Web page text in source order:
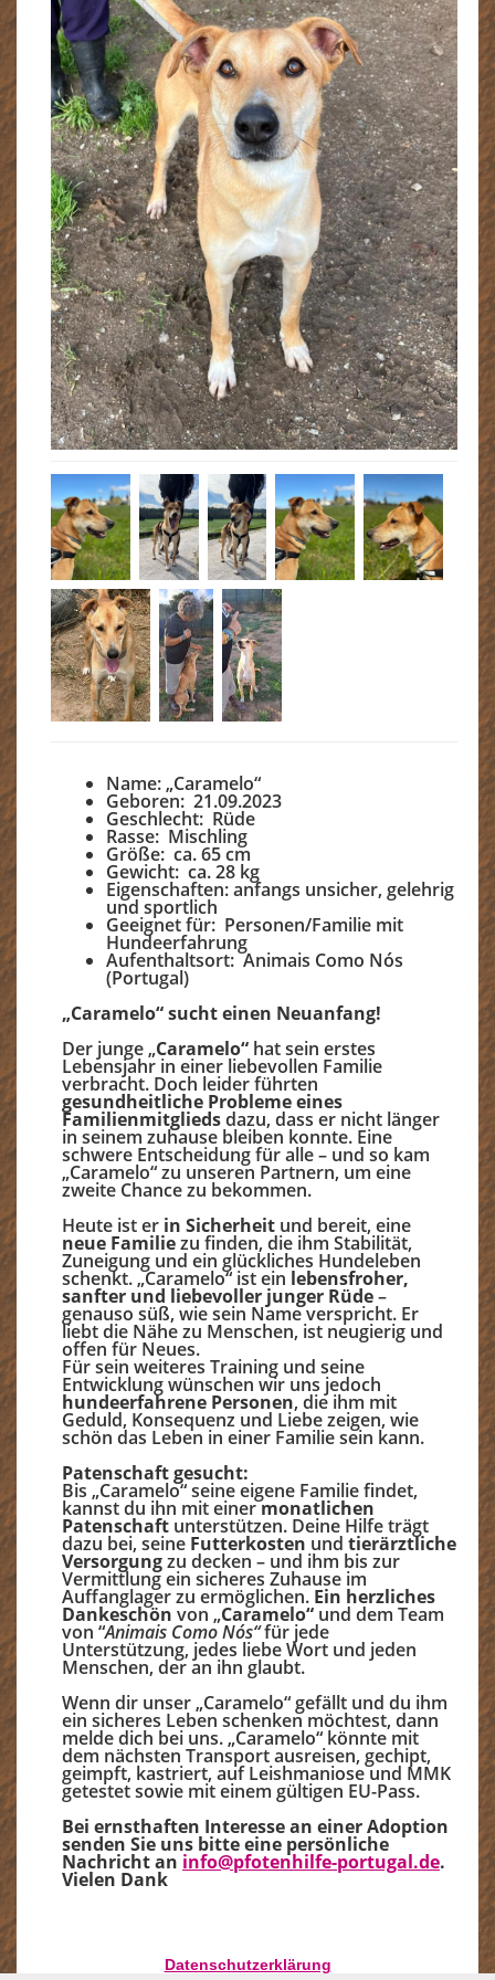
Glückskinder 2023
Notfall-Hunde
Notfall-Hunde - Adoptiert
Regenbogenbrücke
Wissenswertes
Jetzt aktiv werden!
Kontakt
Datenschutzerklärung
Impressum
Name: „Caramelo“
Geboren: 21.09.2023
Geschlecht: Rüde
Rasse: Mischling
Größe: ca. 65 cm
Gewicht: ca. 28 kg
Eigenschaften: anfangs unsicher, gelehrig
und sportlich
Geeignet für: Personen/Familie mit
Hundeerfahrung
Aufenthaltsort: Animais Como Nós
(Portugal)
„Caramelo“ sucht einen Neuanfang!
Der junge „Caramelo“ hat sein erstes
Lebensjahr in einer liebevollen Familie
verbracht. Doch leider führten
gesundheitliche Probleme eines
Familienmitgliedsdazu, dass er nicht länger
in seinem zuhause bleiben konnte. Eine
schwere Entscheidung für alle – und so kam
„Caramelo“ zu unseren Partnern, um eine
zweite Chance zu bekommen.
Heute ist er in Sicherheit und bereit, eine
neue Familiezu finden, die ihm Stabilität,
Zuneigung und ein glückliches Hundeleben
schenkt. „Caramelo“ ist ein lebensfroher,
sanfter und liebevoller junger Rüde–
genauso süß, wie sein Name verspricht. Er
liebt die Nähe zu Menschen, ist neugierig und
offen für Neues.
Für sein weiteres Training und seine
Entwicklung wünschen wir uns jedoch
hundeerfahrene Personen, die ihm mit
Geduld, Konsequenz und Liebe zeigen, wie
schön das Leben in einer Familie sein kann.
Patenschaft gesucht:
Bis „Caramelo“ seine eigene Familie findet,
kannst du ihn mit einermonatlichen
Patenschaft unterstützen. Deine Hilfe trägt
dazu bei, seine Futterkosten und tierärztliche
Versorgungzu decken – und ihm bis zur
Vermittlung ein sicheres Zuhause im
Auffanglager zu ermöglichen. Ein herzliches
Dankeschön von „Caramelo“ und dem Team
von “Animais Como Nós“für jede
Unterstützung, jedes liebe Wort und jeden
Menschen, der an ihn glaubt.
Wenn dir unser „Caramelo“ gefällt und du ihm
ein sicheres Leben schenken möchtest, dann
melde dich bei uns. „Caramelo“ könnte mit
dem nächsten Transport ausreisen, gechipt,
geimpft, kastriert, auf Leishmaniose und MMK
getestet sowie mit einem gültigen EU-Pass.
Bei ernsthaften Interesse an einer Adoption
senden Sie uns bitte eine persönliche
Nachricht an info@pfotenhilfe-portugal.de.
Vielen Dank
Datenschutzerklärung